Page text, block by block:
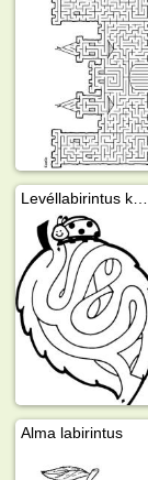
Alma labirintus